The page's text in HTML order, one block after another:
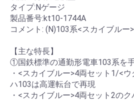
タイプ:Nゲージ
製品番号:kt10-1744A
コメント: (N)103系<スカイブルー
【主な特長】
①国鉄標準の通勤形電車103系を
・<スカイブルー>4両セット1/<
ハ103は高運転台で再現
・<スカイブルー>4両セット2の